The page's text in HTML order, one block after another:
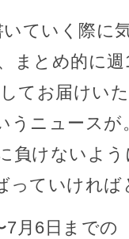
ていく際に
まとめ的に週
てお届けい
うニュース
負けないよ
っていければ
7月6日までの